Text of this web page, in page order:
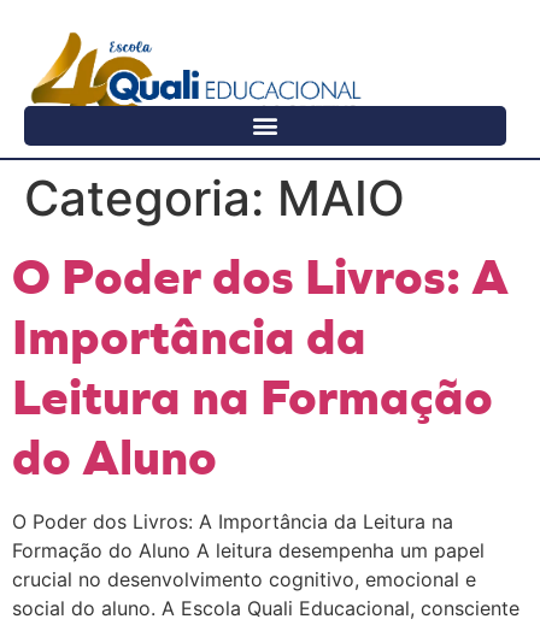
Categoria: MAIO
O Poder dos Livros: A
Importância da
Leitura na Formação
do Aluno
O Poder dos Livros: A Importância da Leitura na
Formação do Aluno A leitura desempenha um papel
crucial no desenvolvimento cognitivo, emocional e
social do aluno. A Escola Quali Educacional, consciente